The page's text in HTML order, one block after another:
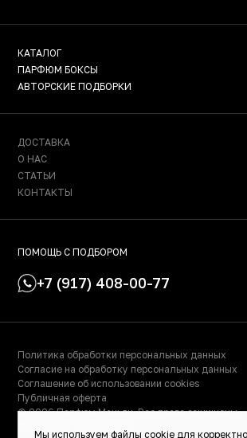
КАТАЛОГ
ПАРФЮМ БОКСЫ
АВТОРСКИЕ ПОДБОРКИ
ДОСТАВКА
О НАС
СТАТЬИ
КОНТАКТЫ
ПОМОЩЬ С ПОДБОРОМ
+7 (917) 408-00-77
Политика обработки персональных данных
Согласие на обработку персональных данных
Соглашение об использовании cookies
Публичная оферта
© 2026 Парфюм Маньяк. Все права защищены.
Мы используем файлы cookie для